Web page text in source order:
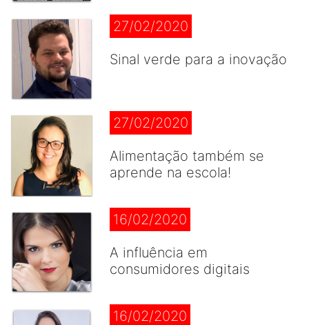
27/02/2020
Sinal verde para a inovação
27/02/2020
Alimentação também se
aprende na escola!
16/02/2020
A influência em
consumidores digitais
16/02/2020